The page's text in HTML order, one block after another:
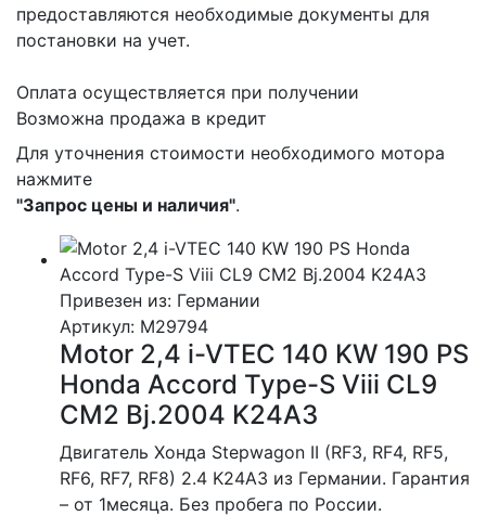
предоставляются необходимые документы для
постановки на учет.
Оплата осуществляется при получении
Возможна продажа в кредит
Для уточнения стоимости необходимого мотора
нажмите
"Запрос цены и наличия".
Привезен из: Германии
Артикул: M29794
Motor 2,4 i-VTEC 140 KW 190 PS
Honda Accord Type-S Viii CL9
CM2 Bj.2004 K24A3
Двигатель Хонда Stepwagon II (RF3, RF4, RF5,
RF6, RF7, RF8) 2.4 K24A3 из Германии. Гарантия
– от 1месяца. Без пробега по России.